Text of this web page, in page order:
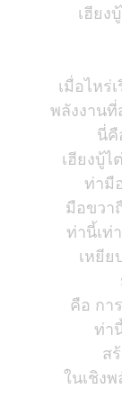
เฮียง
เมื่อไหร่
พลังงานที่
นี่คื
เฮียงบู้
ท่ามื
มือขวา
ท่านี้เท่
เหยีย
คือ กา
ท่า
ส
ในเชิง